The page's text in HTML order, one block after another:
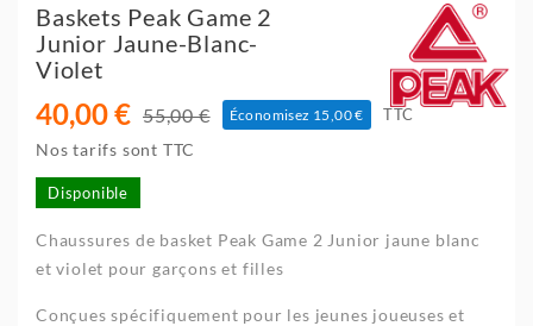
Baskets Peak Game 2
Junior Jaune-Blanc-
Violet
40,00 € 55,00 € Économisez 15,00 € TTC
Nos tarifs sont TTC
Disponible
Chaussures de basket Peak Game 2 Junior jaune blanc
et violet pour garçons et filles
Conçues spécifiquement pour les jeunes joueuses et